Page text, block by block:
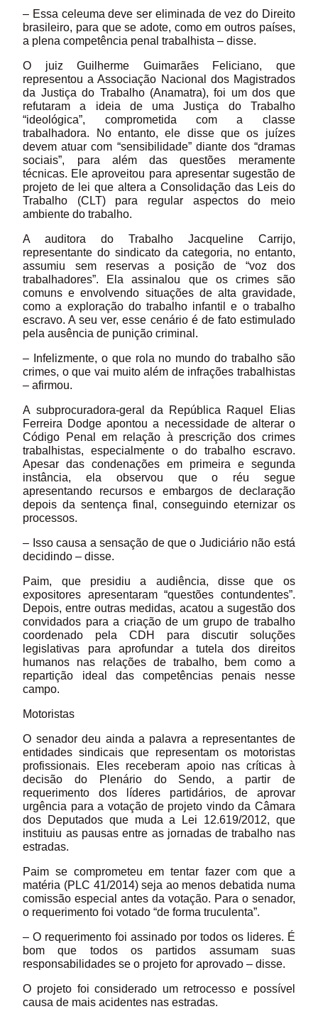
– Essa celeuma deve ser eliminada de vez do Direito
brasileiro, para que se adote, como em outros países,
a plena competência penal trabalhista – disse.
O juiz Guilherme Guimarães Feliciano, que
representou a Associação Nacional dos Magistrados
da Justiça do Trabalho (Anamatra), foi um dos que
refutaram a ideia de uma Justiça do Trabalho
“ideológica”, comprometida com a classe
trabalhadora. No entanto, ele disse que os juízes
devem atuar com “sensibilidade” diante dos “dramas
sociais”, para além das questões meramente
técnicas. Ele aproveitou para apresentar sugestão de
projeto de lei que altera a Consolidação das Leis do
Trabalho (CLT) para regular aspectos do meio
ambiente do trabalho.
A auditora do Trabalho Jacqueline Carrijo,
representante do sindicato da categoria, no entanto,
assumiu sem reservas a posição de “voz dos
trabalhadores”. Ela assinalou que os crimes são
comuns e envolvendo situações de alta gravidade,
como a exploração do trabalho infantil e o trabalho
escravo. A seu ver, esse cenário é de fato estimulado
pela ausência de punição criminal.
– Infelizmente, o que rola no mundo do trabalho são
crimes, o que vai muito além de infrações trabalhistas
– afirmou.
A subprocuradora-geral da República Raquel Elias
Ferreira Dodge apontou a necessidade de alterar o
Código Penal em relação à prescrição dos crimes
trabalhistas, especialmente o do trabalho escravo.
Apesar das condenações em primeira e segunda
instância, ela observou que o réu segue
apresentando recursos e embargos de declaração
depois da sentença final, conseguindo eternizar os
processos.
– Isso causa a sensação de que o Judiciário não está
decidindo – disse.
Paim, que presidiu a audiência, disse que os
expositores apresentaram “questões contundentes”.
Depois, entre outras medidas, acatou a sugestão dos
convidados para a criação de um grupo de trabalho
coordenado pela CDH para discutir soluções
legislativas para aprofundar a tutela dos direitos
humanos nas relações de trabalho, bem como a
repartição ideal das competências penais nesse
campo.
Motoristas
O senador deu ainda a palavra a representantes de
entidades sindicais que representam os motoristas
profissionais. Eles receberam apoio nas críticas à
decisão do Plenário do Sendo, a partir de
requerimento dos líderes partidários, de aprovar
urgência para a votação de projeto vindo da Câmara
dos Deputados que muda a Lei 12.619/2012, que
instituiu as pausas entre as jornadas de trabalho nas
estradas.
Paim se comprometeu em tentar fazer com que a
matéria (PLC 41/2014) seja ao menos debatida numa
comissão especial antes da votação. Para o senador,
o requerimento foi votado “de forma truculenta”.
– O requerimento foi assinado por todos os lideres. É
bom que todos os partidos assumam suas
responsabilidades se o projeto for aprovado – disse.
O projeto foi considerado um retrocesso e possível
causa de mais acidentes nas estradas.